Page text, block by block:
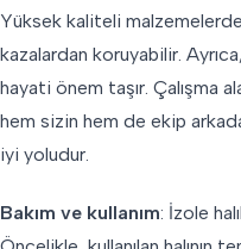
Yüksek kaliteli
kazalardan koruyabilir.
hayati önem taşır. Çalışma
hem sizin hem de ekip
iyi yoludur.
Bakım ve kullanım: İzole